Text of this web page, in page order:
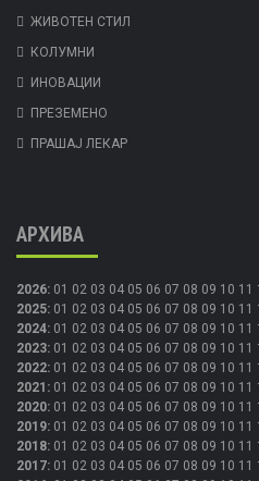
ЖИВОТЕН СТИЛ
КОЛУМНИ
ИНОВАЦИИ
ПРЕЗЕМЕНО
ПРАШАЈ ЛЕКАР
АРХИВА
2026: 01 02 03 04 05 06 07 08 09 10 11
2025: 01 02 03 04 05 06 07 08 09 10 11
2024: 01 02 03 04 05 06 07 08 09 10 11
2023: 01 02 03 04 05 06 07 08 09 10 11
2022: 01 02 03 04 05 06 07 08 09 10 11
2021 : 01 02 03 04 05 06 07 08 09 10 11
2020: 01 02 03 04 05 06 07 08 09 10 11
2019: 01 02 03 04 05 06 07 08 09 10 11
2018: 01 02 03 04 05 06 07 08 09 10 11
2017: 01 02 03 04 05 06 07 08 09 10 11